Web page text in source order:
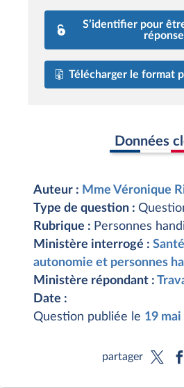
S’identifier pour
réponse
Télécharger le format
Données
Auteur : Mme Véronique
Type de question :
Rubrique : Personnes
Ministère interrogé :
autonomie et personnes
Ministère répondant :
Date :
Question publiée le 19 mai
partager